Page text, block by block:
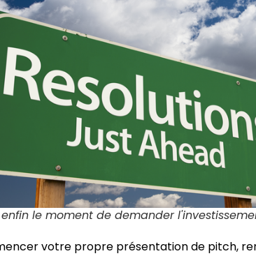
le moment de demander
votre propre présentation de pitch,